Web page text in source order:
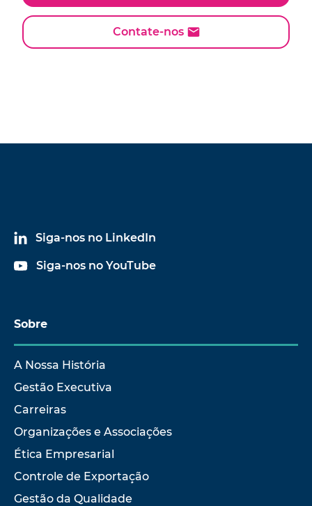
Contate-nos
Siga-nos no LinkedIn
Siga-nos no YouTube
Sobre
A Nossa História
Gestão Executiva
Carreiras
Organizações e Associações
Ética Empresarial
Controle de Exportação
Gestão da Qualidade